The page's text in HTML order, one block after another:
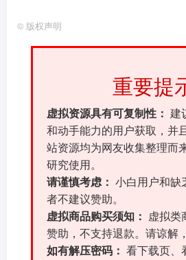
© 版权声明
重要提
虚拟资源具有可复制性： 建
和动手能力的用户获取，并
站资源均为网友收集整理而
研究使用。
请谨慎考虑： 小白用户和缺
者不建议赞助。
虚拟商品购买须知：
虚拟类
赞助，不支持退款。请谅解
如有解压密码： 看下载页、